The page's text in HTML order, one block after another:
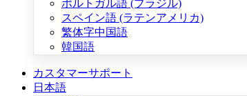
ポルトガル語 (ブラジル)
スペイン語 (ラテンアメリカ)
繁体字中国語
韓国語
カスタマーサポート
日本語